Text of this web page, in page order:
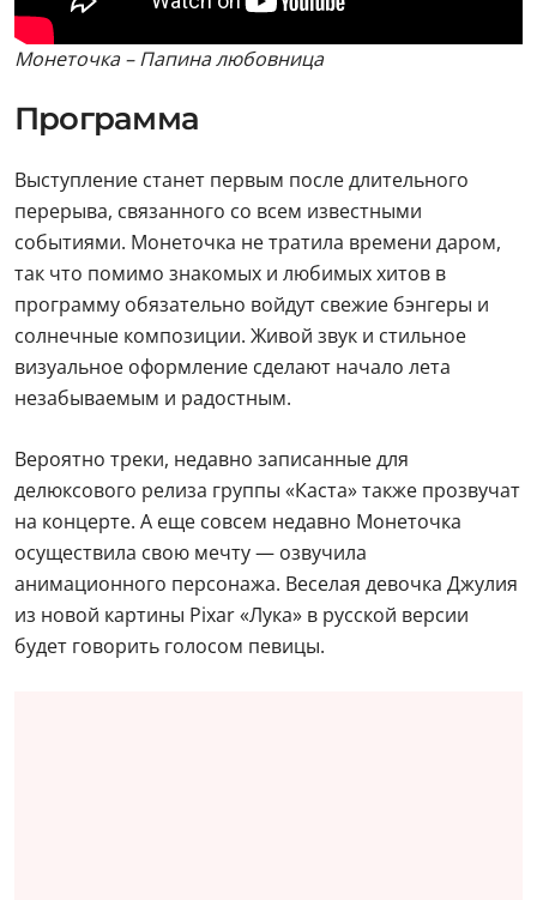
Монеточка – Папина любовница
Программа
Выступление станет первым после длительного
перерыва, связанного со всем известными
событиями. Монеточка не тратила времени даром,
так что помимо знакомых и любимых хитов в
программу обязательно войдут свежие бэнгеры и
солнечные композиции. Живой звук и стильное
визуальное оформление сделают начало лета
незабываемым и радостным.
Вероятно треки, недавно записанные для
делюксового релиза группы «Каста» также прозвучат
на концерте. А еще совсем недавно Монеточка
осуществила свою мечту — озвучила
анимационного персонажа. Веселая девочка Джулия
из новой картины Pixar «Лука» в русской версии
будет говорить голосом певицы.